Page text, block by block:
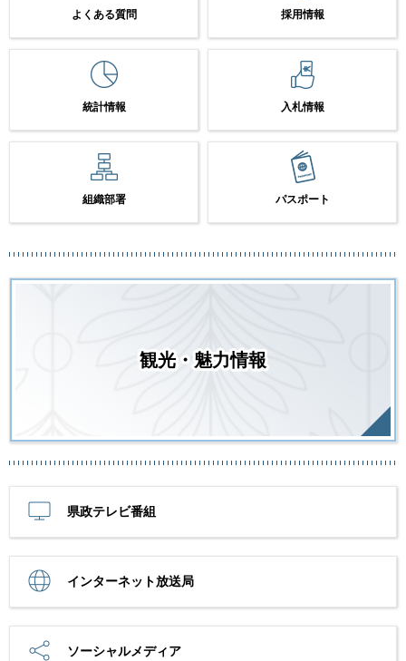
よくある質問 採用情報
統計情報 入札情報
組織部署 パスポート
観光・魅力情報
県政テレビ番組
インターネット放送局
ソーシャルメディア